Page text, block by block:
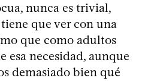
nunca es trivial,
que ver con una
que como adultos
esa necesidad, aunque
demasiado bien qué